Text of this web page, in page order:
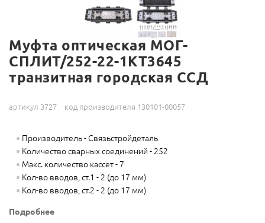
Муфта оптическая МОГ-
СПЛИТ/252-22-1КТ3645
транзитная городская ССД
артикул 3727 код производителя 130101-00057
Производитель - Связьстройдеталь
Количество сварных соединений - 252
Макс. количество кассет - 7
Кол-во вводов, ст.1 - 2 (до 17 мм)
Кол-во вводов, ст.2 - 2 (до 17 мм)
Подробнее